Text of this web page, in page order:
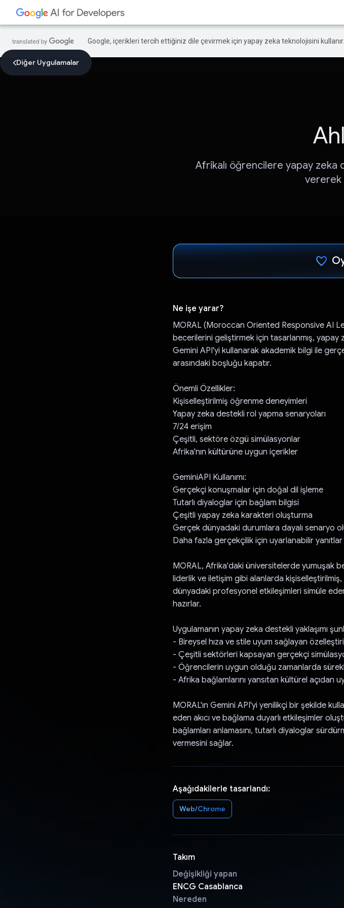
Google, içerikleri tercih ettiğiniz dile çevirmek için yapay zeka teknolojisini
Diğer Uygulamalar
Afrikalı öğrencilere yapay
Ne işe yarar?
MORAL (Moroccan Oriented Responsive AI
becerilerini geliştirmek için tasarlanmış, yapay
Gemini API'yi kullanarak akademik bilgi ile
arasındaki boşluğu kapatır.
Önemli Özellikler:
Kişiselleştirilmiş öğrenme deneyimleri
Yapay zeka destekli rol yapma senaryoları
7/24 erişim
Çeşitli, sektöre özgü simülasyonlar
Afrika'nın kültürüne uygun içerikler
GeminiAPI Kullanımı:
Gerçekçi konuşmalar için doğal dil işleme
Tutarlı diyaloglar için bağlam bilgisi
Çeşitli yapay zeka karakteri oluşturma
Gerçek dünyadaki durumlara dayalı senaryo
Daha fazla gerçekçilik için uyarlanabilir yanıtlar
MORAL, Afrika'daki üniversitelerde yumuşak
liderlik ve iletişim gibi alanlarda
dünyadaki profesyonel etkileşimleri simüle
hazırlar.
Uygulamanın yapay zeka destekli yaklaşımı
- Bireysel hıza ve stile uyum sağlayan
- Çeşitli sektörleri kapsayan gerçekçi
- Öğrencilerin uygun olduğu zamanlarda sürekli
- Afrika bağlamlarını yansıtan kültürel açıdan
MORAL'ın Gemini API'yi yenilikçi bir şekilde
eden akıcı ve bağlama duyarlı etkileşimler
bağlamları anlamasını, tutarlı diyaloglar
vermesini sağlar.
Aşağıdakilerle tasarlandı:
Web/Chrome
Takım
Değişikliği yapan
ENCG Casablanca
Nereden